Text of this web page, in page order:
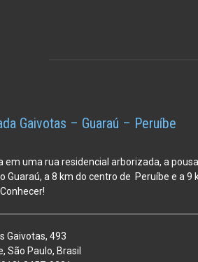
Gaivotas – Guaraú – Peruíbe
em uma rua residencial arborizada, a
Guaraú, a 8 km do centro de Peruíbe e a 9
Gaivotas, 493
São Paulo, Brasil